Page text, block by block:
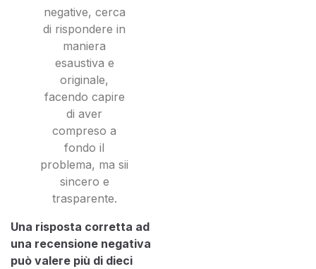
negative, cerca
di rispondere in
maniera
esaustiva e
originale,
facendo capire
di aver
compreso a
fondo il
problema, ma sii
sincero e
trasparente.
Una risposta corretta ad
una recensione negativa
può valere più di dieci